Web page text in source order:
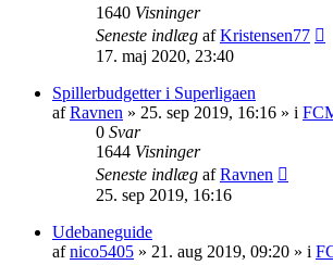
1640 Visninger
Seneste indlæg afKristensen77
17. maj 2020, 23:40
Spillerbudgetter i Superligaen
afRavnen » 25. sep 2019, 16:16 » i
0 Svar
1644 Visninger
Seneste indlæg afRavnen
25. sep 2019, 16:16
Udebaneguide
afnico5405 » 21. aug 2019, 09:20 » i